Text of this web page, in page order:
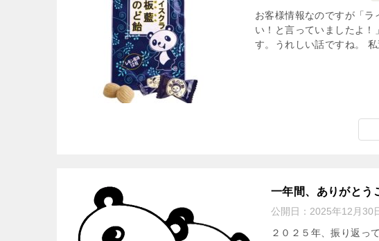
お客様情報なのですが「
い！と言っていましたよ
す。うれしい話ですね。
一年間、ありがとう
公開日： 2025年12月30
２０２５年、振り返っ